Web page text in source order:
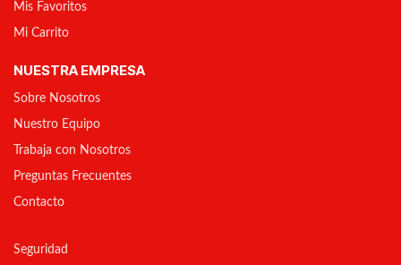
Mis Favoritos
Mi Carrito
NUESTRA EMPRESA
Sobre Nosotros
Nuestro Equipo
Trabaja con Nosotros
Preguntas Frecuentes
Contacto
Seguridad